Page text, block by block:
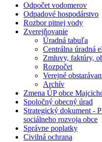
Odpočet vodomerov
Odpadové hospodárstvo
Rozbor pitnej vody
Zverejňovanie
Úradná tabuľa
Centrálna úradná
Zmluvy, faktúry,
Rozpočet
Verejné
Archív
Zmena ÚP obce
Spoločný obecný úrad
Strategický dokument -
sociálneho rozvoja obce
Správne poplatky
Civilná ochrana